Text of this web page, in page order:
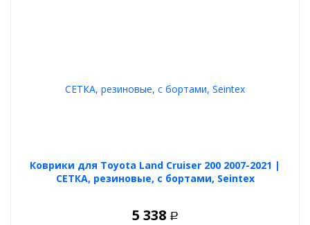
Коврики для Toyota Land Cruiser 200 2007-2021 |
СЕТКА, резиновые, с бортами, Seintex
5 338 Р